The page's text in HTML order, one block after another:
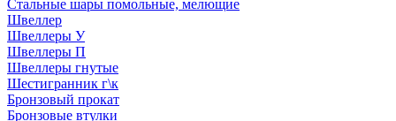
Стальные шары помольные, мелющие
Швеллер
Швеллеры У
Швеллеры П
Швеллеры гнутые
Шестигранник г\к
Бронзовый прокат
Бронзовые втулки